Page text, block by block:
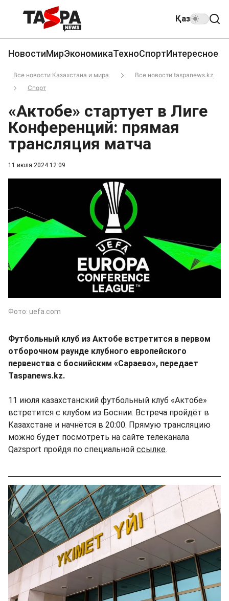
Қаз
НовостиМирЭкономикаТехноСпортИнтересное
Все новости Казахстана и мира
Все новости taspanews.kz
Спорт
11 июля 2024 12:09
«Актобе» стартует в Лиге
Конференций: прямая
трансляция матча
Фото: uefa.com
Футбольный клуб из Актобе встретится в первом
отборочном раунде клубного европейского
первенства с боснийским «Сараево», передает
Taspanews.kz.
11 июля казахстанский футбольный клуб «Актобе»
встретится с клубом из Боснии. Встреча пройдёт в
Казахстане и начнётся в 20:00. Прямую трансляцию
можно будет посмотреть на сайте телеканала
Qazsport пройдя по специальной ссылке.